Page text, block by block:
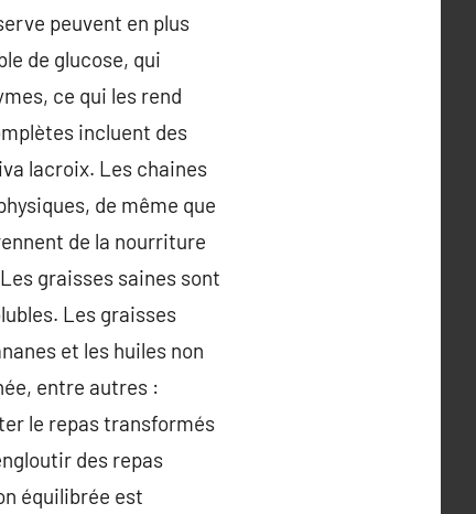
peuvent en plus
de glucose, qui
ce qui les rend
incluent des
lacroix. Les chaines
de même que
de la nourriture
graisses saines sont
Les graisses
et les huiles non
entre autres :
le repas transformés
des repas
équilibrée est